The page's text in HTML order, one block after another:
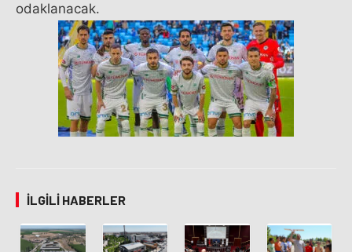
odaklanacak.
İLGILI HABERLER